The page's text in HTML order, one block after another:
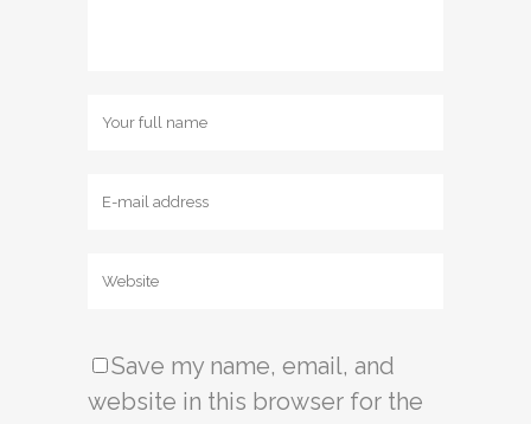
Save my name, email, and
website in this browser for the